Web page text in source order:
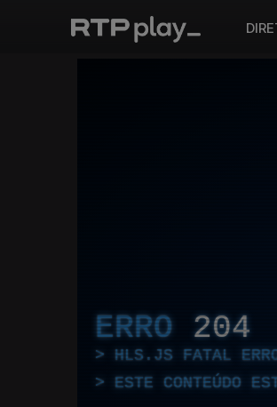
ERRO 204
HLS.JS FATAL
ESTE CONTEÚDO